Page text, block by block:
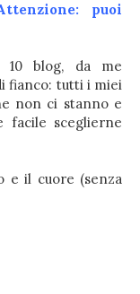
puoi
10 blog, da me
fianco: tutti i miei
non ci stanno e
facile sceglierne
e il cuore (senza